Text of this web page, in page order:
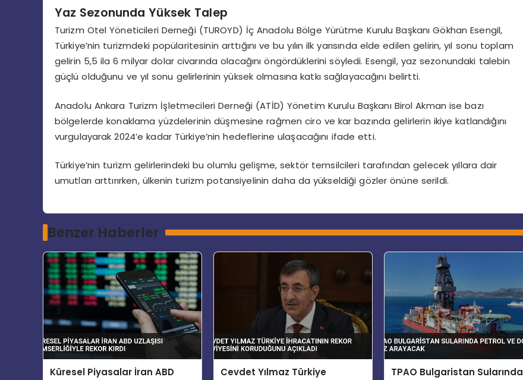
Yaz Sezonunda Yüksek Talep
Turizm Otel Yöneticileri Derneği (TUROYD) İç Anadolu Bölge Yürütme Kurulu Başkanı Gökhan Esengil,
Türkiye’nin turizmdeki popülaritesinin arttığını ve bu yılın ilk yarısında elde edilen gelirin, yıl sonu toplam
gelirin 5,5 ila 6 milyar dolar civarında olacağını öngördüklerini söyledi. Esengil, yaz sezonundaki talebin
güçlü olduğunu ve yıl sonu gelirlerinin yüksek olmasına katkı sağlayacağını belirtti.
Anadolu Ankara Turizm İşletmecileri Derneği (ATİD) Yönetim Kurulu Başkanı Birol Akman ise bazı
bölgelerde konaklama yüzdelerinin düşmesine rağmen ciro ve kar bazında gelirlerin ikiye katlandığını
vurgulayarak 2024’e kadar Türkiye’nin hedeflerine ulaşacağını ifade etti.
Türkiye’nin turizm gelirlerindeki bu olumlu gelişme, sektör temsilcileri tarafından gelecek yıllara dair
umutları arttırırken, ülkenin turizm potansiyelinin daha da yükseldiği gözler önüne serildi.
Benzer Haberler
Küresel Piyasalar İran ABD
Cevdet Yılmaz Türkiye
TPAO Bulgaristan Sularında